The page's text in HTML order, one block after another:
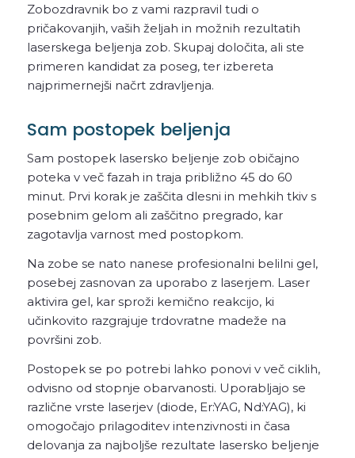
Zobozdravnik bo z vami razpravil tudi o
pričakovanjih, vaših željah in možnih rezultatih
laserskega beljenja zob. Skupaj določita, ali ste
primeren kandidat za poseg, ter izbereta
najprimernejši načrt zdravljenja.
Sam postopek beljenja
Sam postopek lasersko beljenje zob običajno
poteka v več fazah in traja približno 45 do 60
minut. Prvi korak je zaščita dlesni in mehkih tkiv s
posebnim gelom ali zaščitno pregrado, kar
zagotavlja varnost med postopkom.
Na zobe se nato nanese profesionalni belilni gel,
posebej zasnovan za uporabo z laserjem. Laser
aktivira gel, kar sproži kemično reakcijo, ki
učinkovito razgrajuje trdovratne madeže na
površini zob.
Postopek se po potrebi lahko ponovi v več ciklih,
odvisno od stopnje obarvanosti. Uporabljajo se
različne vrste laserjev (diode, Er:YAG, Nd:YAG), ki
omogočajo prilagoditev intenzivnosti in časa
delovanja za najboljše rezultate lasersko beljenje